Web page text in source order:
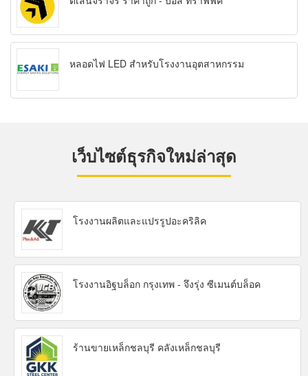
หลอดไฟ LED สำหรับโรงงานอุตสาหกรรม
เว็บไซต์ธุรกิจใหม่ล่าสุด
โรงงานผลิตและแปรรูปอะคริลิค
โรงงานอิฐบล็อก กรุงเทพ - จึงรุ่ง ซีเมนต์บล็อค
ร้านขายเหล็กชลบุรี คลังเหล็กชลบุรี